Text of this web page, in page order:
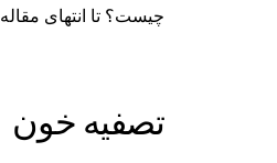
چیست؟ تا انتهای
تصفیه خون